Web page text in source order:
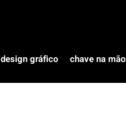
design gráfico chave na mão